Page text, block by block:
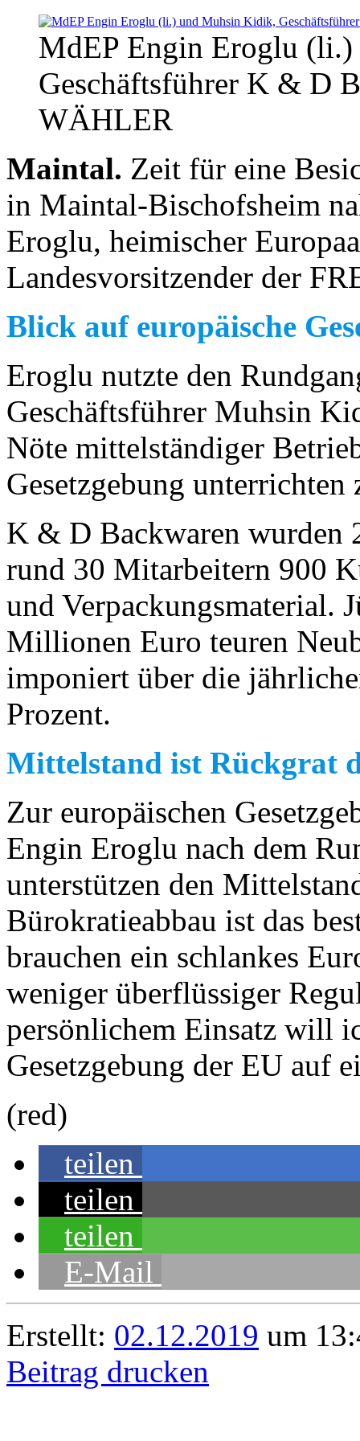
MdEP Engin Eroglu
Geschäftsführer K & D
WÄHLER
Maintal. Zeit für eine
in Maintal-Bischofsheim
Eroglu, heimischer
Landesvorsitzender der
Blick auf europäische
Eroglu nutzte den
Geschäftsführer Muhsin
Nöte mittelständiger
Gesetzgebung unterrichten
K & D Backwaren wurden
rund 30 Mitarbeitern 900
und Verpackungsmaterial.
Millionen Euro teuren
imponiert über die
Prozent.
Mittelstand ist Rückgrat
Zur europäischen
Engin Eroglu nach dem
unterstützen den
Bürokratieabbau ist das
brauchen ein schlankes
weniger überflüssiger
persönlichem Einsatz will
Gesetzgebung der EU auf
(red)
teilen
teilen
teilen
E-Mail
Erstellt: 02.12.2019 um
Beitrag drucken